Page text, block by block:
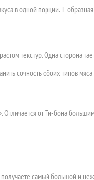
в одной порции. Т-
текстур. Одна сторона
сочность обоих типов мяса .
Отличается от Ти-бона
получаете самый большой и